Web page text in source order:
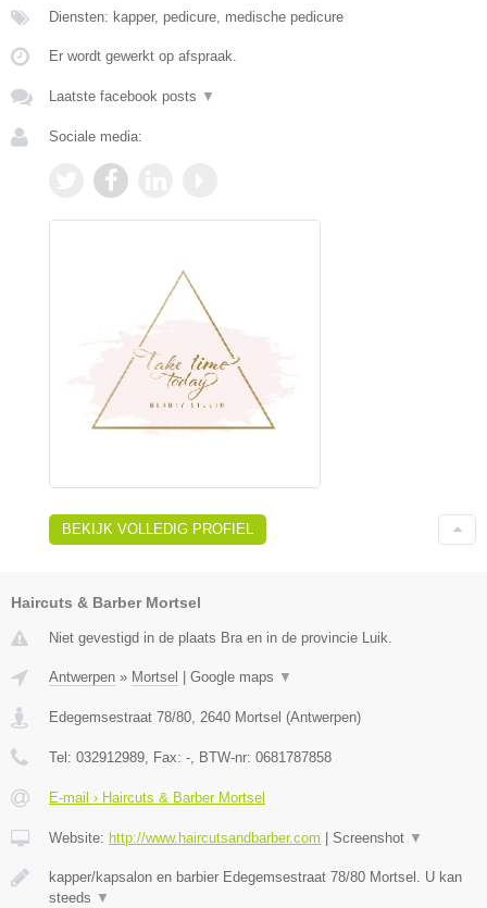
Diensten: kapper, pedicure, medische pedicure
Er wordt gewerkt op afspraak.
Laatste facebook posts ▼
Sociale media:
BEKIJK VOLLEDIG PROFIEL
Haircuts & Barber Mortsel
Niet gevestigd in de plaats Bra en in de provincie Luik.
Antwerpen » Mortsel Google maps ▼
Edegemsestraat 78/80, 2640 Mortsel (Antwerpen)
Tel: 032912989, Fax: -, BTW-nr: 0681787858
E-mail › Haircuts & Barber Mortsel
Website: http://www.haircutsandbarber.com Screenshot ▼
kapper/kapsalon en barbier Edegemsestraat 78/80 Mortsel. U kan
steeds ▼